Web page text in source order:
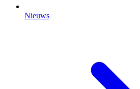
Nieuws